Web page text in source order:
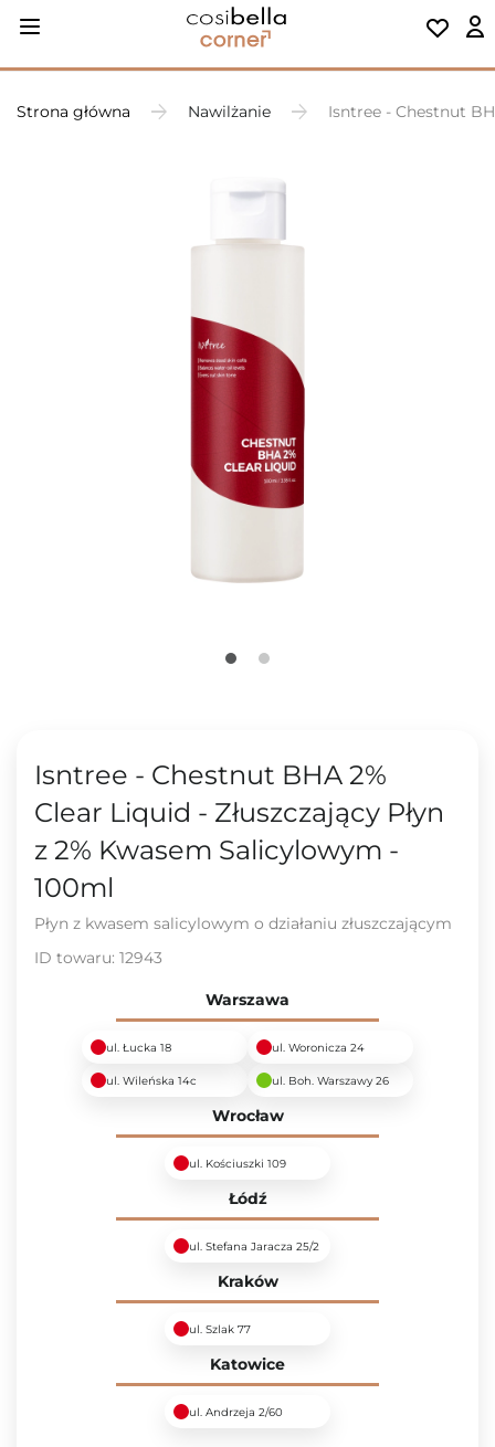
Strona główna Nawilżanie Isntree - Chestnut
Isntree - Chestnut BHA 2%
Clear Liquid - Złuszczający Płyn
z 2% Kwasem Salicylowym -
100ml
Płyn z kwasem salicylowym o działaniu złuszczającym
ID towaru: 12943
Warszawa
ul. Łucka 18 ul. Woronicza 24
ul. Wileńska 14c ul. Boh. Warszawy 26
Wrocław
ul. Kościuszki 109
Łódź
ul. Stefana Jaracza 25/2
Kraków
ul. Szlak 77
Katowice
ul. Andrzeja 2/60